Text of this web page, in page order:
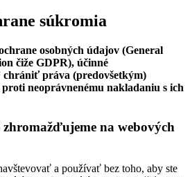
súkromia
osobných údajov (General
čiže GDPR), účinné
chrániť práva (predovšetkým)
neoprávnenému nakladaniu s ich
na webových
a používať bez toho, aby ste